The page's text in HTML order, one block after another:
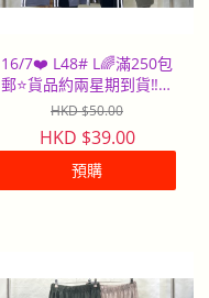
16/7❤️ L48# L🌈滿250包
郵⭐️貨品約兩星期到貨‼️早
到早派
HKD $50.00
HKD $39.00
預購